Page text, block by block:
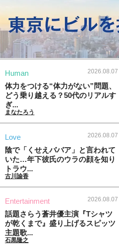
Human 2026.08.07
体力をつける“体力がない”問題、
どう乗り越える？50代のリアルす
ぎ...
まなたろう
Love 2026.08.07
陰で「くせえババア」と言われて
いた…年下彼氏のウラの顔を知り
トラウ...
古川諭香
Entertainment 2026.08.07
話題さらう蒼井優主演『Tシャツ
が乾くまで』盛り上げるスピッツ
主題歌...
石黒隆之